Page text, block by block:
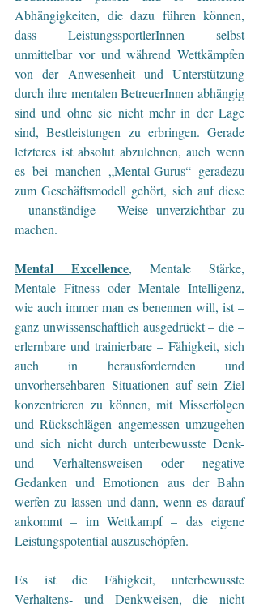
Abhängigkeiten, die dazu führen können,
dass LeistungssportlerInnen selbst
unmittelbar vor und während Wettkämpfen
von der Anwesenheit und Unterstützung
durch ihre mentalen BetreuerInnen abhängig
sind und ohne sie nicht mehr in der Lage
sind, Bestleistungen zu erbringen. Gerade
letzteres ist absolut abzulehnen, auch wenn
es bei manchen „Mental-Gurus“ geradezu
zum Geschäftsmodell gehört, sich auf diese
– unanständige – Weise unverzichtbar zu
machen.
Mental Excellence, Mentale Stärke,
Mentale Fitness oder Mentale Intelligenz,
wie auch immer man es benennen will, ist –
ganz unwissenschaftlich ausgedrückt – die –
erlernbare und trainierbare – Fähigkeit, sich
auch in herausfordernden und
unvorhersehbaren Situationen auf sein Ziel
konzentrieren zu können, mit Misserfolgen
und Rückschlägen angemessen umzugehen
und sich nicht durch unterbewusste Denk-
und Verhaltensweisen oder negative
Gedanken und Emotionen aus der Bahn
werfen zu lassen und dann, wenn es darauf
ankommt – im Wettkampf – das eigene
Leistungspotential auszuschöpfen.
Es ist die Fähigkeit, unterbewusste
Verhaltens- und Denkweisen, die nicht